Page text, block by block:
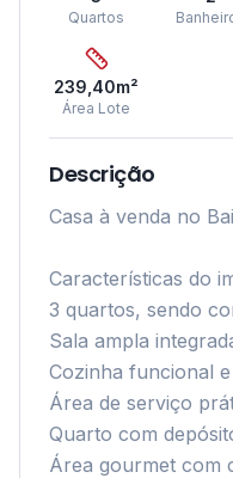
Quartos
239,40m²
Área Lote
Descrição
Casa à venda no
Características do
3 quartos, sendo
Sala ampla
Cozinha funcional
Área de serviço
Quarto com
Área gourmet com